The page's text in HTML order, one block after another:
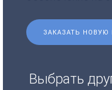
ЗАКАЗАТЬ
Выбрать